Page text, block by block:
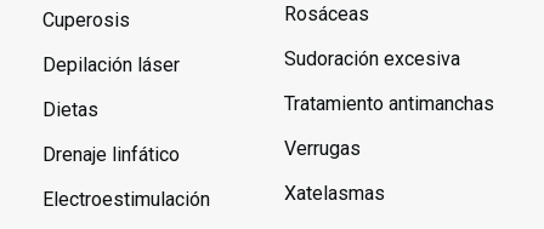
Cuperosis
Depilación láser
Dietas
Drenaje linfático
Electroestimulación
Rosáceas
Sudoración excesiva
Tratamiento antimanchas
Verrugas
Xatelasmas